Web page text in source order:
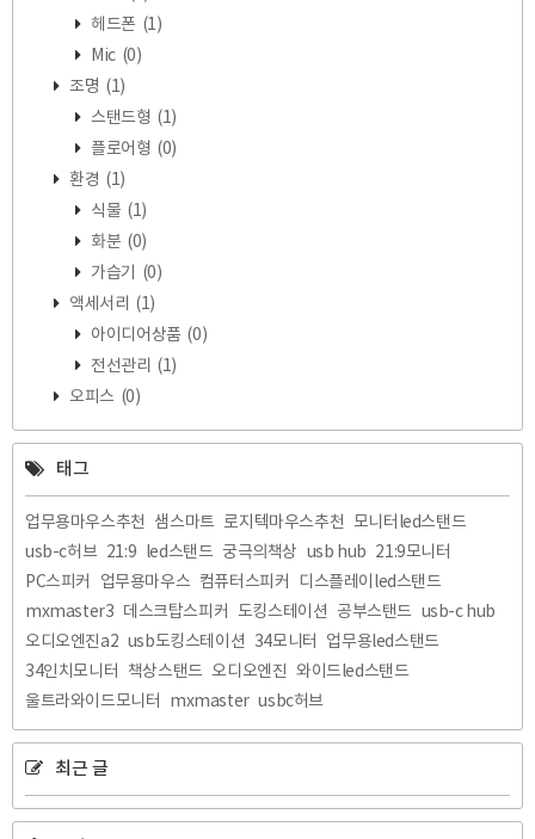
헤드폰 (1)
Mic (0)
조명 (1)
스탠드형 (1)
플로어형 (0)
환경 (1)
식물 (1)
화분 (0)
가습기
(0)
액세서리 (1)
아이디어상품 (0)
전선관리 (1)
오피스 (0)
태그
업무용마우스추천 샘스마트 로지텍마우스추천 모니터led스탠드
usb-c허브 21:9 led스탠드 궁극의책상 usb hub 21:9모니터
PC스피커
업무용마우스 컴퓨터스피커
디스플레이led스탠드
mxmaster3 데스크탑스피커 도킹스테이션 공부스탠드 usb-c hub
오디오엔진a2 usb도킹스테이션 34모니터
업무용led스탠드
34인치모니터
책상스탠드 오디오엔진 와이드led스탠드
울트라와이드모니터
mxmaster usbc허브
최근 글